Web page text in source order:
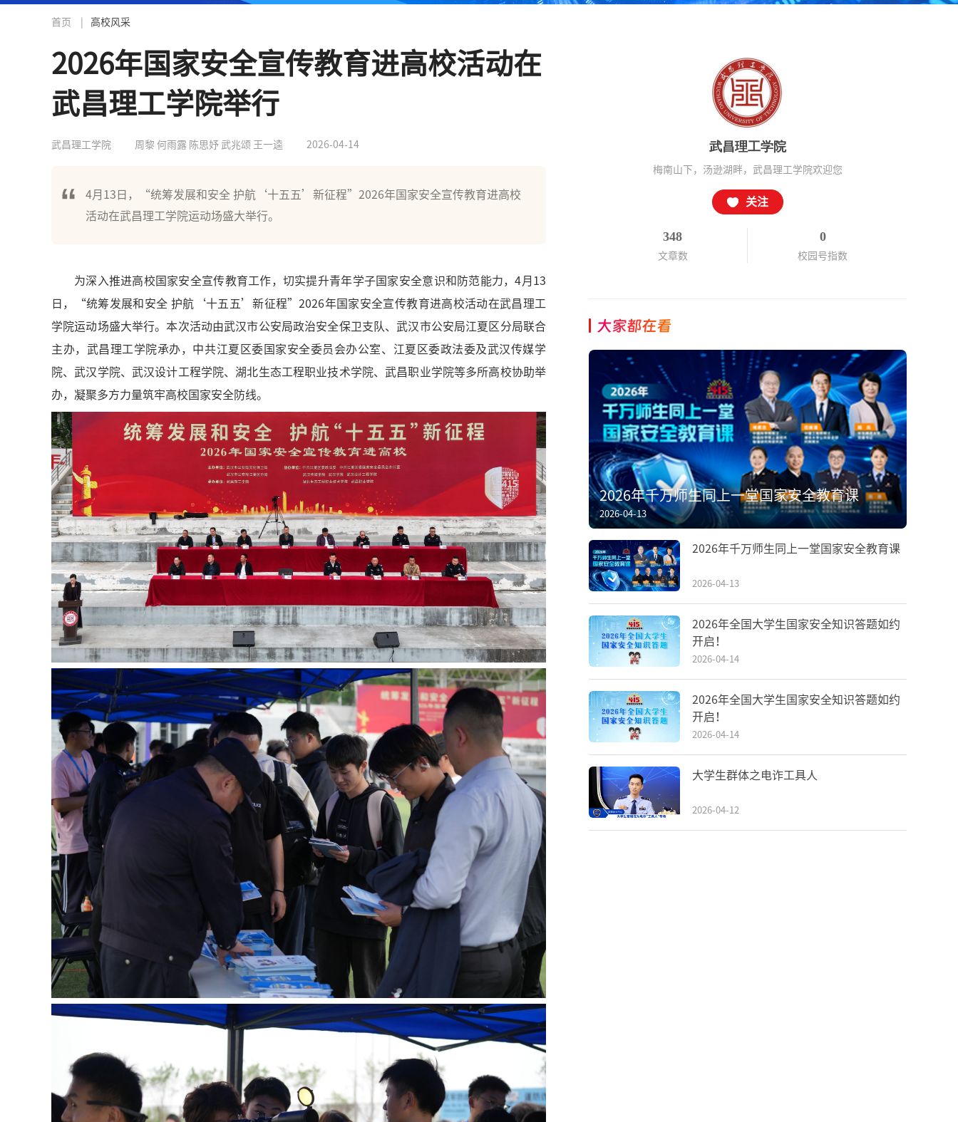
首页 高校风采
2026年国家安全宣传教育进高校活动在
武昌理工学院举行
武昌理工学院 周黎 何雨露 陈思妤 武兆颂 王一逵 2026-04-14
4月13日，“统筹发展和安全 护航‘十五五’新征程”2026年国家安全宣传教育进高校
活动在武昌理工学院运动场盛大举行。
为深入推进高校国家安全宣传教育工作，切实提升青年学子国家安全意识和防范能力，4月13
日，“统筹发展和安全 护航‘十五五’新征程”2026年国家安全宣传教育进高校活动在武昌理工
学院运动场盛大举行。本次活动由武汉市公安局政治安全保卫支队、武汉市公安局江夏区分局联合
主办，武昌理工学院承办，中共江夏区委国家安全委员会办公室、江夏区委政法委及武汉传媒学
院、武汉学院、武汉设计工程学院、湖北生态工程职业技术学院、武昌职业学院等多所高校协助举
办，凝聚多方力量筑牢高校国家安全防线。
武昌理工学院
梅南山下，汤逊湖畔，武昌理工学院欢迎您
关注
348
文章数
0
校园号指数
大家都在看
2026年千万师生同上一堂国家安全教育课
2026-04-13
2026年千万师生同上一堂国家安全教育课
2026-04-13
2026年全国大学生国家安全知识答题如约
开启！
2026-04-14
2026年全国大学生国家安全知识答题如约
开启！
2026-04-14
大学生群体之电诈工具人
2026-04-12